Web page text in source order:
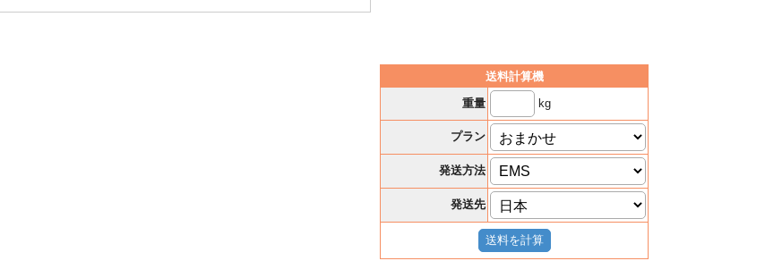
送料計算機
重量
kg
プラン
発送方法
発送先